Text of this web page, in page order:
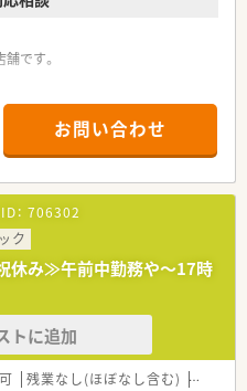
です。
務したい方
基盤で、腰を据えて長く勤務した
る大手調剤薬局です。
病院の敷地内に薬局を持ってい
地域にお住いの患者様に高度な
。
を採用しており、且つ処方箋の応
病院門前・医療モール・CL門前）
お問い合わせ
： 706302
ク
休み≫午前中勤務や～17時
トに追加
残業なし(ほぼなし含む) 転勤な